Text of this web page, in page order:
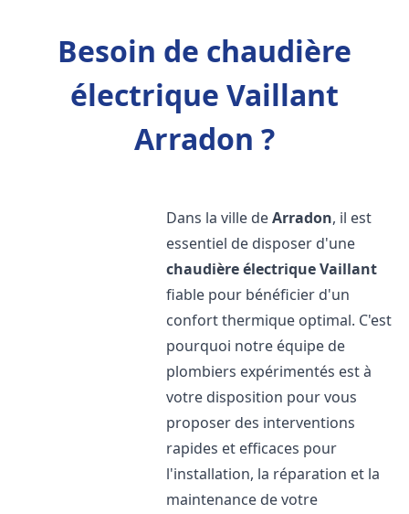
Besoin de chaudière
électrique Vaillant
Arradon ?
Dans la ville deArradon, il est
essentiel de disposer d'une
chaudière électrique Vaillant
fiable pour bénéficier d'un
confort thermique optimal. C'est
pourquoi notre équipe de
plombiers expérimentés est à
votre disposition pour vous
proposer des interventions
rapides et efficaces pour
l'installation, la réparation et la
maintenance de votre